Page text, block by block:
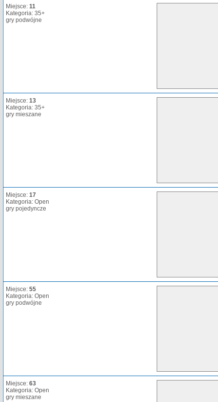
Miejsce: 11
Kategoria: 35+
gry podwójne
Miejsce: 13
Kategoria: 35+
gry mieszane
Miejsce: 17
Kategoria: Open
gry pojedyncze
Miejsce: 55
Kategoria: Open
gry podwójne
Miejsce: 63
Kategoria: Open
gry mieszane